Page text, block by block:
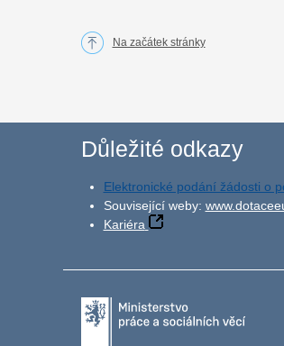
Na začátek stránky
Důležité odkazy
Elektronické podání žádosti o
Související weby:
Kariéra